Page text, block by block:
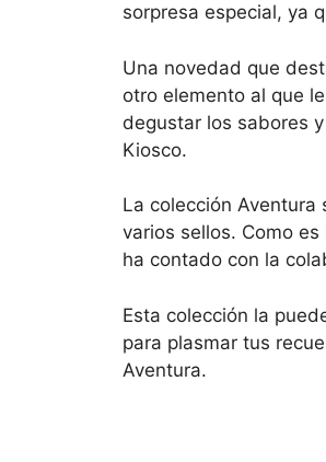
sorpresa especial, ya
Una novedad que
otro elemento al que
degustar los sabores
Kiosco.
La colección
varios sellos. Como
ha contado con la
Esta colección la
para plasmar tus
Aventura.